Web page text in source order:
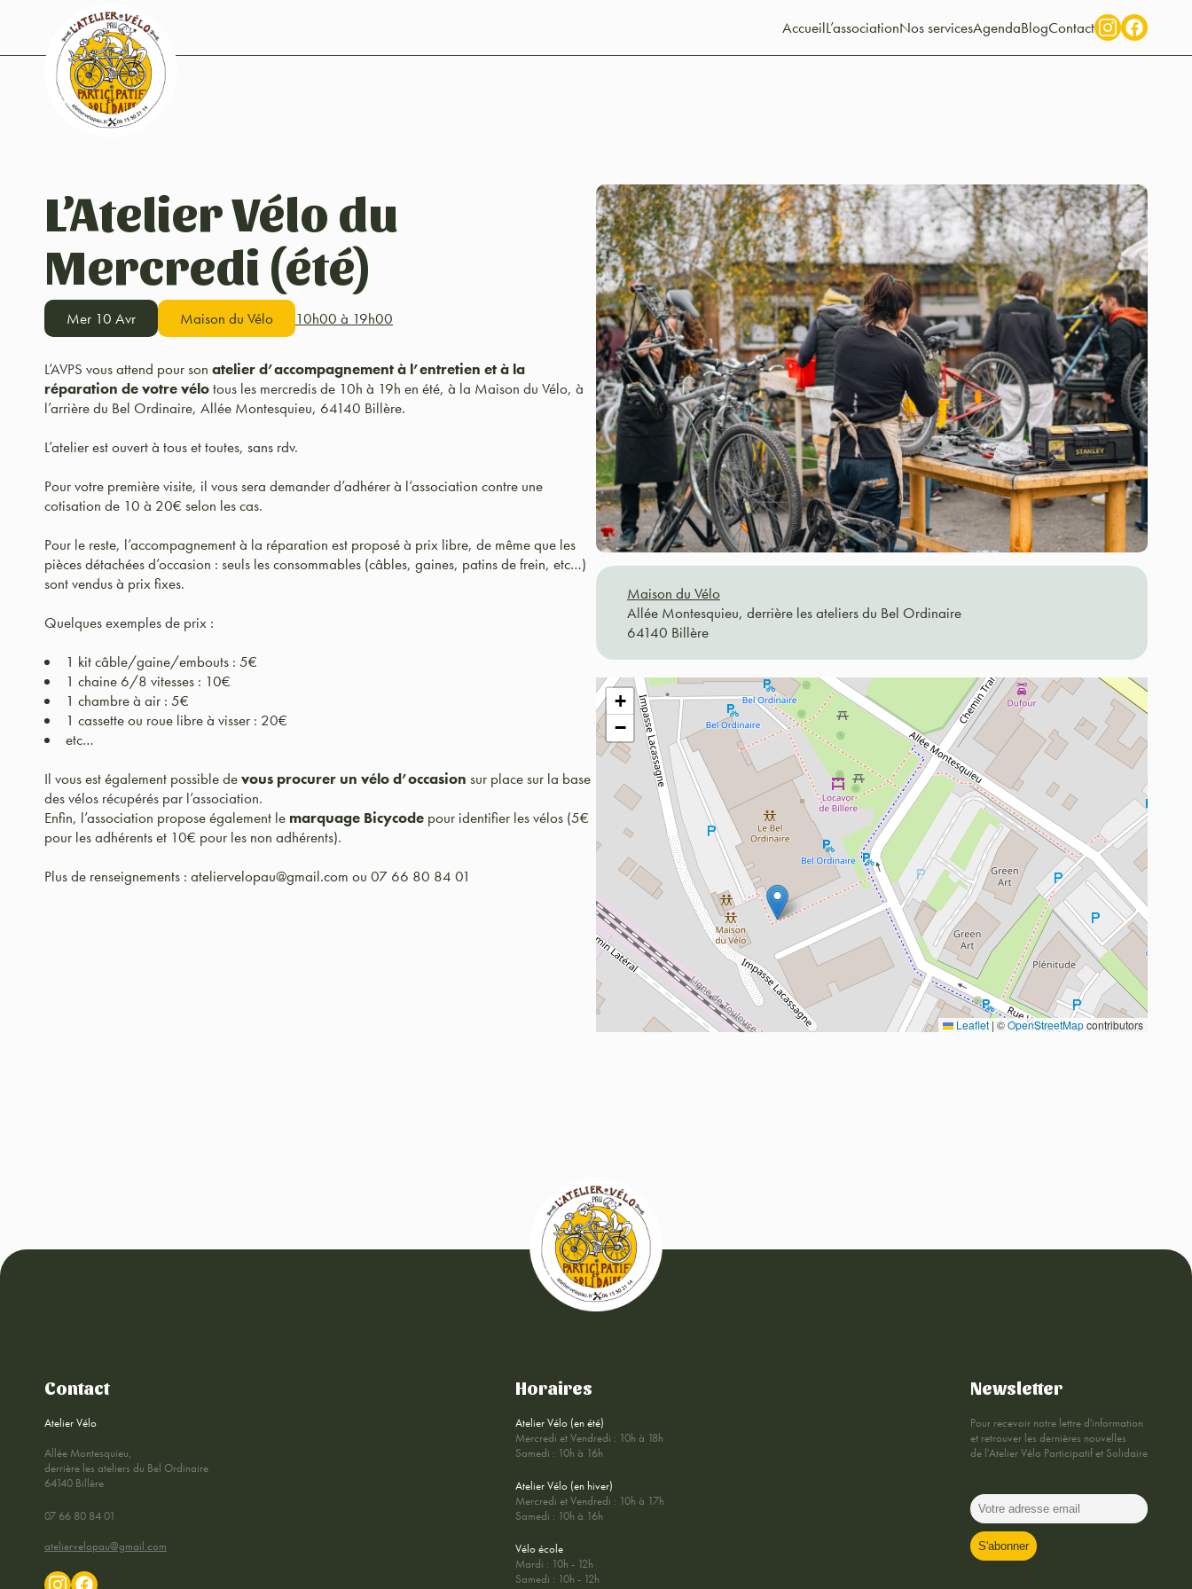
AccueilL’associationNos servicesAgendaBlogContact
L’Atelier Vélo du
Mercredi (été)
Mer 10 Avr Maison du Vélo 10h00 à 19h00
L’AVPS vous attend pour son atelier d’accompagnement à l’entretien et à la
réparation de votre vélotous les mercredis de 10h à 19h en été, à la Maison du Vélo, à
l’arrière du Bel Ordinaire, Allée Montesquieu, 64140 Billère.
L’atelier est ouvert à tous et toutes, sans rdv.
Pour votre première visite, il vous sera demander d’adhérer à l’association contre une
cotisation de 10 à 20€ selon les cas.
Pour le reste, l’accompagnement à la réparation est proposé à prix libre, de même que les
pièces détachées d’occasion : seuls les consommables (câbles, gaines, patins de frein, etc…)
sont vendus à prix fixes.
Quelques exemples de prix :
1 kit câble/gaine/embouts : 5€
1 chaine 6/8 vitesses : 10€
1 chambre à air : 5€
1 cassette ou roue libre à visser : 20€
etc…
Il vous est également possible devous procurer un vélo d’occasion sur place sur la base
des vélos récupérés par l’association.
Enfin, l’association propose également le marquage Bicycode pour identifier les vélos (5€
pour les adhérents et 10€ pour les non adhérents).
Plus de renseignements : ateliervelopau@gmail.com ou 07 66 80 84 01
Maison du Vélo
Allée Montesquieu, derrière les ateliers du Bel Ordinaire
64140 Billère
+
−
Leaflet | ©OpenStreetMapcontributors
Contact
Atelier Vélo
Allée Montesquieu,
derrière les ateliers du Bel Ordinaire
64140 Billère
07 66 80 84 01
ateliervelopau@gmail.com
Horaires
Atelier Vélo (en été)
Mercredi et Vendredi : 10h à 18h
Samedi : 10h à 16h
Atelier Vélo (en hiver)
Mercredi et Vendredi : 10h à 17h
Samedi : 10h à 16h
Vélo école
Mardi : 10h - 12h
Samedi : 10h - 12h
Newsletter
Pour recevoir notre lettre d'information
et retrouver les dernières nouvelles
de l'Atelier Vélo Participatif et Solidaire